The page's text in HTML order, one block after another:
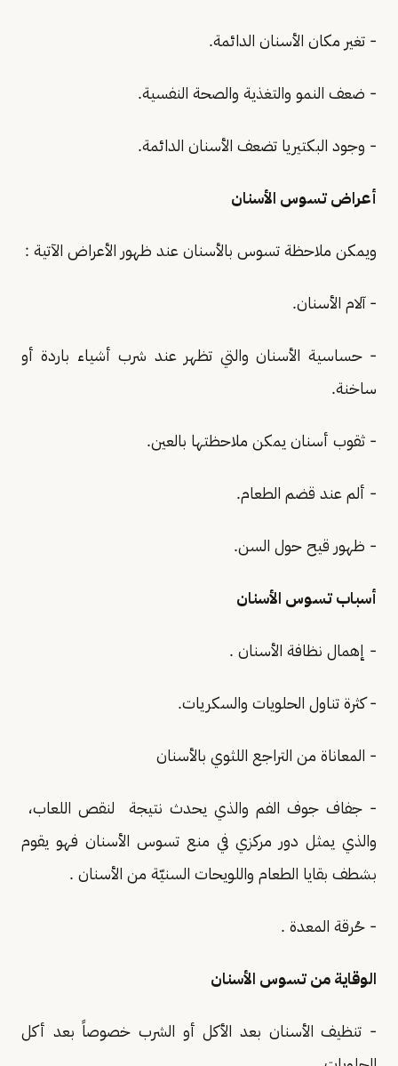
- تغير مكان الأسنان الدائمة.
- ضعف النمو والتغذية والصحة النفسية.
- وجود البكتيريا تضعف الأسنان الدائمة.
أعراض تسوس الأسنان
ويمكن ملاحظة تسوس بالأسنان عند ظهور الأعراض الآتية :
- آلام الأسنان.
- حساسية الأسنان والتي تظهر عند شرب أشياء باردة أو
ساخنة.
- ثقوب أسنان يمكن ملاحظتها بالعين.
- ألم عند قضم الطعام.
- ظهور قيح حول السن.
أسباب تسوس الأسنان
- إهمال نظافة الأسنان .
- كثرة تناول الحلويات والسكريات.
- المعاناة من التراجع اللثوي بالأسنان
- جفاف جوف الفم والذي يحدث نتيجة لنقص اللعاب،
والذي يمثل دور مركزي في منع تسوس الأسنان فهو يقوم
بشطف بقايا الطعام واللويحات السنيّة من الأسنان .
- حُرقة المعدة .
الوقاية من تسوس الأسنان
- تنظيف الأسنان بعد الأكل أو الشرب خصوصاً بعد أكل